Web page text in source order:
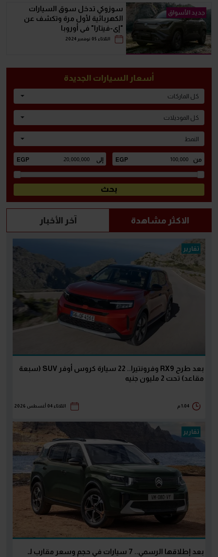
جديد الأسواق
سوزوكي تدخل سوق السيارات
الكهربائية لأول مرة وتكشف عن
"إي-فيتارا" في أوروبا
الثلاثاء 05 نوفمبر 2024
أسعار السيارات الجديدة
كل الماركات
كل الموديلات
النمط
الاكثر مشاهدة آخر الأخبار
تقارير
بعد طرح RX9 وفرونتيرا.. 22 سيارة كروس أوفر SUV (سبعة
مقاعد) تحت 2 مليون جنيه
1:04 م الثلاثاء 04 أغسطس 2026
تقارير
بعد إطلاقها الرسمي.. 7 سيارات في حجم وسعر مقارب لـ